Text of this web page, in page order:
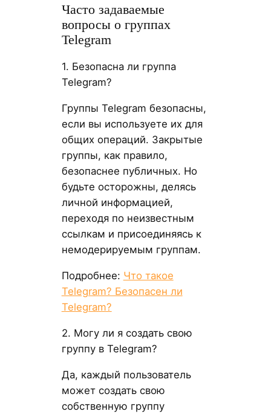
Часто задаваемые
вопросы о группах
Telegram
1. Безопасна ли группа
Telegram?
Группы Telegram безопасны,
если вы используете их для
общих операций. Закрытые
группы, как правило,
безопаснее публичных. Но
будьте осторожны, делясь
личной информацией,
переходя по неизвестным
ссылкам и присоединяясь к
немодерируемым группам.
Подробнее: Что такое
Telegram? Безопасен ли
Telegram?
2. Могу ли я создать свою
группу в Telegram?
Да, каждый пользователь
может создать свою
собственную группу